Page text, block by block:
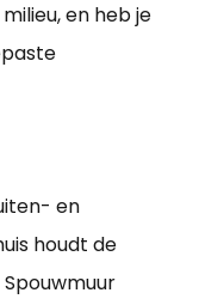
en heb je
en
houdt de